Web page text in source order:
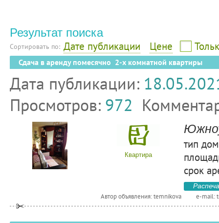
Результат поиска
Сортировать по: Дате публикации Цене
Сдача в аренду помесячно 2-х комнатной квартиры
Дата публикации:
Просмотров: 972
Квартира
тип
срок
Автор объявления: temnikova e-mail: